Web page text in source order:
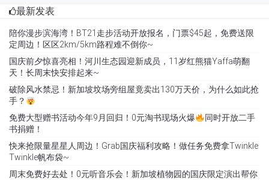
最新发表
陪你漫步滨海湾！BT21走步活动开放报名，门票$45起，免费送限
定周边！区区2km/5km路程难不倒你~
国庆前夕惊喜亮相！河川生态园迎新成员，11岁红熊猫Yaffa萌翻
天！长周末快安排起来~
破除风水禁忌！新加坡坟场旁组屋竟卖出130万天价，为什么如此抢
手？
免费大型赠书活动今年9月回归！0元淘书现场火爆
同时开放二手
书捐赠！
快来抢限量星星人周边！Grab国庆福利攻略！做任务免费拿Twinkle
Twinkle帆布袋~
周末免费好去处！0元听音乐会！新加坡植物园的国庆限定演出帮你